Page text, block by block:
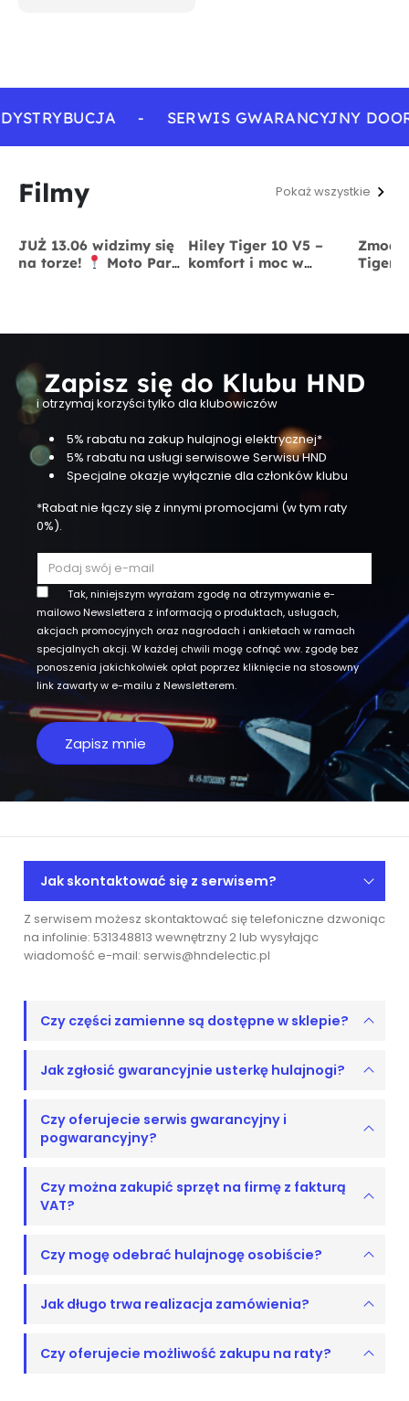
- SERWIS GWARANCYJNY
Filmy Pokaż wszystkie
JUŻ 13.06 widzimy się
na torze!
Moto Park
Hiley Tiger 10 V5 –
komfort i moc w
Tiger
Zapisz się do Klubu HND
i otrzymaj korzyści tylko dla klubowiczów
5% rabatu na zakup hulajnogi elektrycznej*
5% rabatu na usługi serwisowe Serwisu HND
Specjalne okazje wyłącznie dla członków klubu
*Rabat nie łączy się z innymi promocjami (w tym raty
0%).
Tak, niniejszym wyrażam zgodę na otrzymywanie e-
mailowo Newslettera z informacją o produktach, usługach,
akcjach promocyjnych oraz nagrodach i ankietach w ramach
specjalnych akcji. W każdej chwili mogę cofnąć ww. zgodę bez
ponoszenia jakichkolwiek opłat poprzez kliknięcie na stosowny
link zawarty w e-mailu z Newsletterem.
Jak skontaktować się z serwisem?
Z serwisem możesz skontaktować się telefoniczne dzwoniąc
na infolinie: 531348813 wewnętrzny 2 lub wysyłając
wiadomość e-mail: serwis@hndelectic.pl
Czy części zamienne są dostępne w sklepie?
Jak zgłosić gwarancyjnie usterkę hulajnogi?
Czy oferujecie serwis gwarancyjny i
pogwarancyjny?
Czy można zakupić sprzęt na firmę z fakturą
VAT?
Czy mogę odebrać hulajnogę osobiście?
Jak długo trwa realizacja zamówienia?
Czy oferujecie możliwość zakupu na raty?